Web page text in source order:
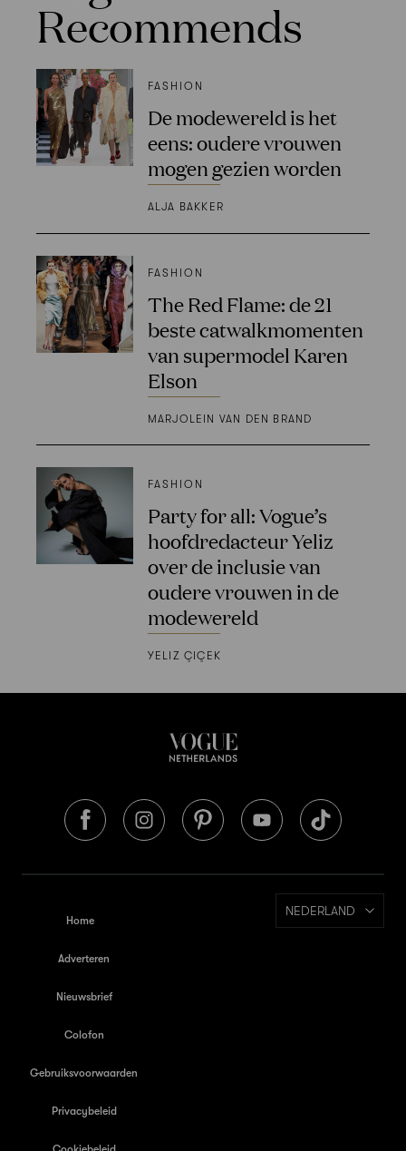
Recommends
FASHION
De modewereld is het
eens: oudere vrouwen
mogen gezien worden
ALJA BAKKER
FASHION
The Red Flame: de 21
beste catwalkmomenten
van supermodel Karen
Elson
MARJOLEIN VAN DEN BRAND
FASHION
Party for all: Vogue’s
hoofdredacteur Yeliz
over de inclusie van
oudere vrouwen in de
modewereld
YELIZ ÇIÇEK
Home
Adverteren
Nieuwsbrief
Colofon
Gebruiksvoorwaarden
Privacybeleid
NEDERLAND